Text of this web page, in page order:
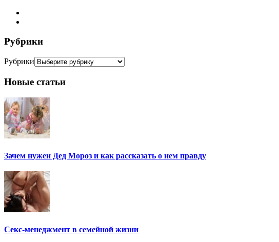
Рубрики
Рубрики
Новые статьи
Зачем нужен Дед Мороз и как рассказать о нем правду
Секс-менеджмент в семейной жизни